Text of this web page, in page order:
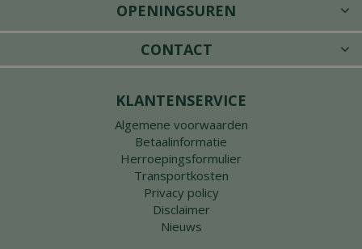
OPENINGSUREN
CONTACT
KLANTENSERVICE
Algemene voorwaarden
Betaalinformatie
Herroepingsformulier
Transportkosten
Privacy policy
Disclaimer
Nieuws